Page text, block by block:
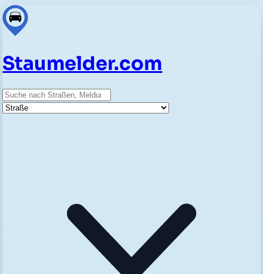
Staumelder.com
Suche
Straße